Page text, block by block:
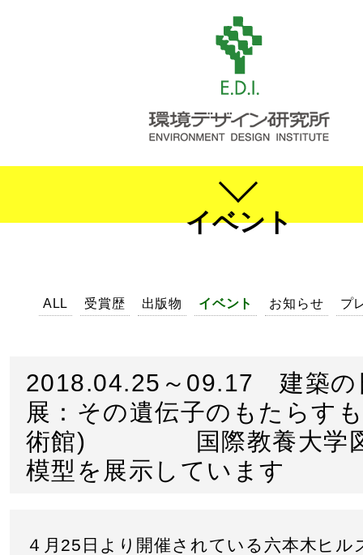
イベント
ALL 受賞歴 出版物 イベント お知らせ プ
2018.04.25～09.17 建築の
展：その遺伝子のもたらす
術館) 国際教養大学図
模型を展示しています
４月25日より開催されている六本木ヒル